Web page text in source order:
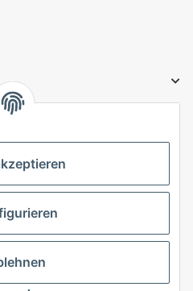
widerrufen